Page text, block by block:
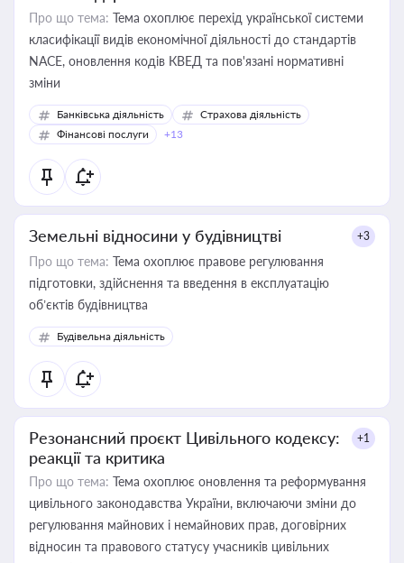
Про що тема: Тема охоплює перехід української системи
класифікації видів економічної діяльності до стандартів
NACE, оновлення кодів КВЕД та пов'язані нормативні
зміни
Банківська діяльність
Страхова діяльність
Фінансові послуги
+13
Земельні відносини у будівництві +3
Про що тема: Тема охоплює правове регулювання
підготовки, здійснення та введення в експлуатацію
об’єктів будівництва
Будівельна діяльність
Резонансний проєкт Цивільного кодексу:
реакції та критика
+1
Про що тема: Тема охоплює оновлення та реформування
цивільного законодавства України, включаючи зміни до
регулювання майнових і немайнових прав, договірних
відносин та правового статусу учасників цивільних